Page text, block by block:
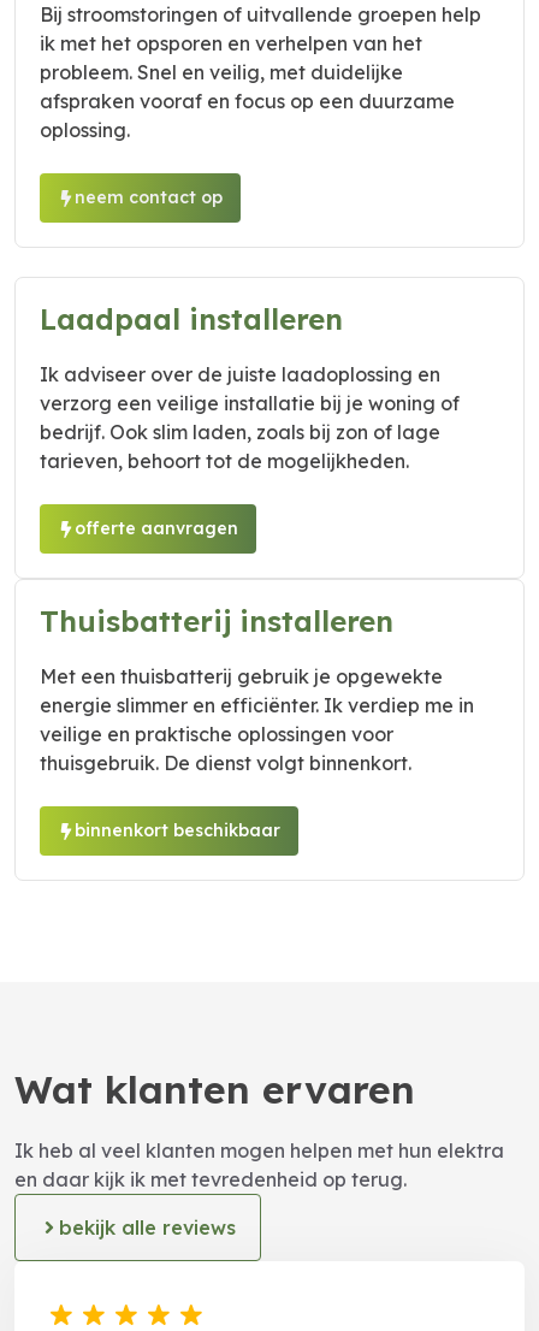
Bij stroomstoringen of uitvallende groepen help
ik met het opsporen en verhelpen van het
probleem. Snel en veilig, met duidelijke
afspraken vooraf en focus op een duurzame
oplossing.
neem contact op
Laadpaal installeren
Ik adviseer over de juiste laadoplossing en
verzorg een veilige installatie bij je woning of
bedrijf. Ook slim laden, zoals bij zon of lage
tarieven, behoort tot de mogelijkheden.
offerte aanvragen
Thuisbatterij installeren
Met een thuisbatterij gebruik je opgewekte
energie slimmer en efficiënter. Ik verdiep me in
veilige en praktische oplossingen voor
thuisgebruik. De dienst volgt binnenkort.
binnenkort beschikbaar
Wat klanten ervaren
Ik heb al veel klanten mogen helpen met hun elektra
en daar kijk ik met tevredenheid op terug.
bekijk alle reviews